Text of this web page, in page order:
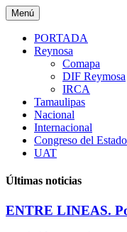
Saltar
al
contenido
Menú
PORTADA
Reynosa
Comapa
DIF Reymosa
IRCA
Tamaulipas
Nacional
Internacional
Congreso del Estado
UAT
Últimas noticias
ENTRE LINEAS.